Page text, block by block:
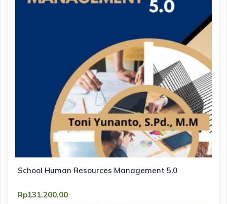
School Human Resources Management 5.0
Rp131.200,00